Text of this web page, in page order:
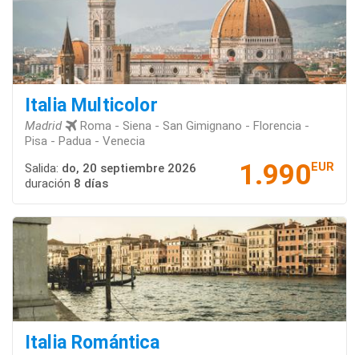
Italia Multicolor
Madrid
Roma - Siena - San Gimignano - Florencia -
Pisa - Padua - Venecia
1.990EUR
Salida: do, 20 septiembre 2026
duración 8 días
Italia Romántica